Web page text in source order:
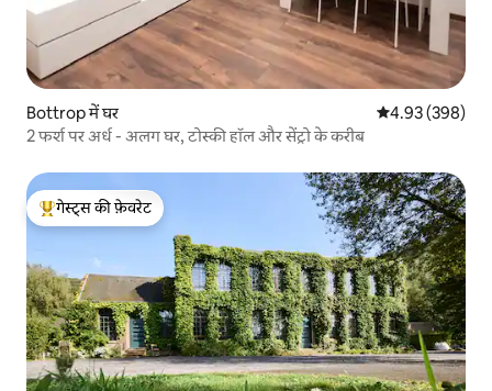
Bottrop में घर औसत रेटिंग 5 में से
4.93 (398)
2 फर्श पर अर्ध - अलग घर, टोस्की हॉल और सेंट्रो के करीब
गेस्ट्स का टॉप फ़ेवरेट
गेस्ट्स की फ़ेवरेट